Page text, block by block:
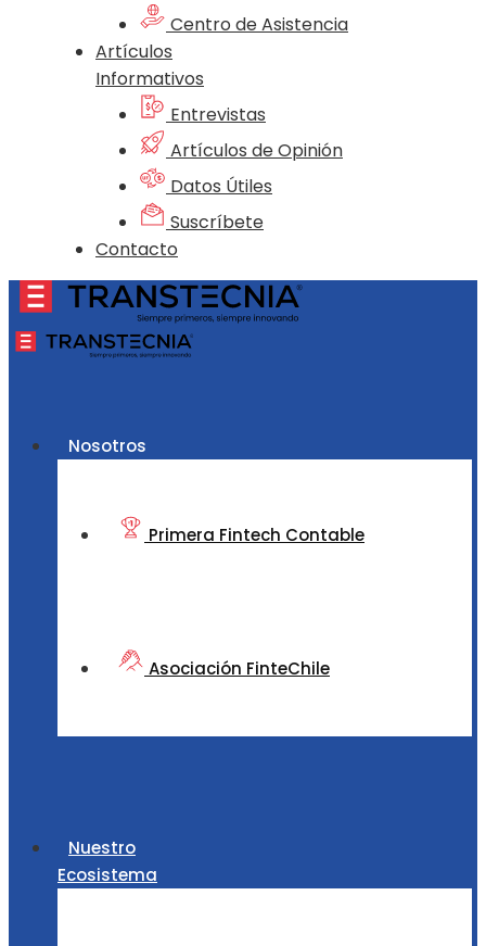
Centro de Asistencia
Artículos
Informativos
Entrevistas
Artículos de Opinión
Datos Útiles
Suscríbete
Contacto
Nosotros
Primera Fintech Contable
Asociación FinteChile
Nuestro
Ecosistema